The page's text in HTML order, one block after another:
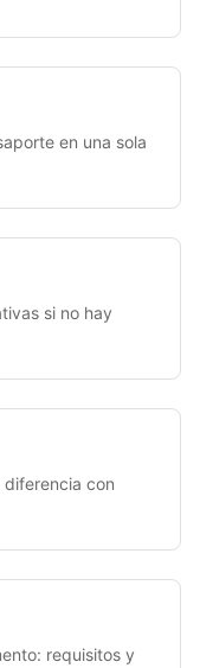
en una sola
si no hay
con
requisitos y